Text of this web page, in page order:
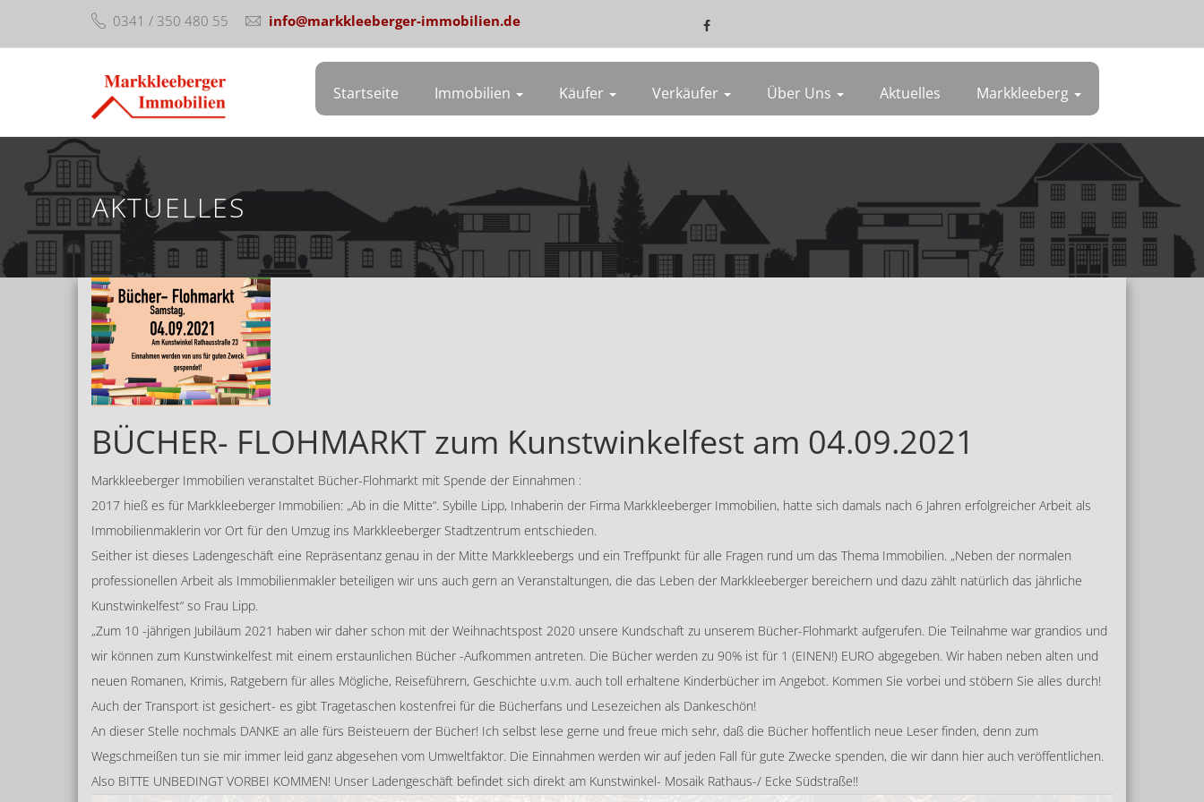
0341 / 350 480 55 info@markkleeberger-immobilien.de
Startseite Immobilien Käufer Verkäufer Über Uns Aktuelles Markkleeberg
AKTUELLES
BÜCHER- FLOHMARKT zum Kunstwinkelfest am 04.09.2021
Markkleeberger Immobilien veranstaltet Bücher-Flohmarkt mit Spende der Einnahmen :
2017 hieß es für Markkleeberger Immobilien: „Ab in die Mitte“. Sybille Lipp, Inhaberin der Firma Markkleeberger Immobilien, hatte sich damals nach 6 Jahren erfolgreicher Arbeit als
Immobilienmaklerin vor Ort für den Umzug ins Markkleeberger Stadtzentrum entschieden.
Seither ist dieses Ladengeschäft eine Repräsentanz genau in der Mitte Markkleebergs und ein Treffpunkt für alle Fragen rund um das Thema Immobilien. „Neben der normalen
professionellen Arbeit als Immobilienmakler beteiligen wir uns auch gern an Veranstaltungen, die das Leben der Markkleeberger bereichern und dazu zählt natürlich das jährliche
Kunstwinkelfest“ so Frau Lipp.
„Zum 10 -jährigen Jubiläum 2021 haben wir daher schon mit der Weihnachtspost 2020 unsere Kundschaft zu unserem Bücher-Flohmarkt aufgerufen. Die Teilnahme war grandios und
wir können zum Kunstwinkelfest mit einem erstaunlichen Bücher -Aufkommen antreten. Die Bücher werden zu 90% ist für 1 (EINEN!) EURO abgegeben. Wir haben neben alten und
neuen Romanen, Krimis, Ratgebern für alles Mögliche, Reiseführern, Geschichte u.v.m. auch toll erhaltene Kinderbücher im Angebot. Kommen Sie vorbei und stöbern Sie alles durch!
Auch der Transport ist gesichert- es gibt Tragetaschen kostenfrei für die Bücherfans und Lesezeichen als Dankeschön!
An dieser Stelle nochmals DANKE an alle fürs Beisteuern der Bücher! Ich selbst lese gerne und freue mich sehr, daß die Bücher hoffentlich neue Leser finden, denn zum
Wegschmeißen tun sie mir immer leid ganz abgesehen vom Umweltfaktor. Die Einnahmen werden wir auf jeden Fall für gute Zwecke spenden, die wir dann hier auch veröffentlichen.
Also BITTE UNBEDINGT VORBEI KOMMEN! Unser Ladengeschäft befindet sich direkt am Kunstwinkel- Mosaik Rathaus-/ Ecke Südstraße!!